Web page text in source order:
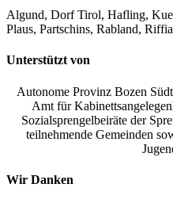
Algund, Dorf Tirol, Hafling,
Plaus, Partschins, Rabland,
Unterstützt von
Autonome Provinz Bozen
Amt für
Sozialsprengelbeiräte der
teilnehmende Gemeinden
Wir Danken